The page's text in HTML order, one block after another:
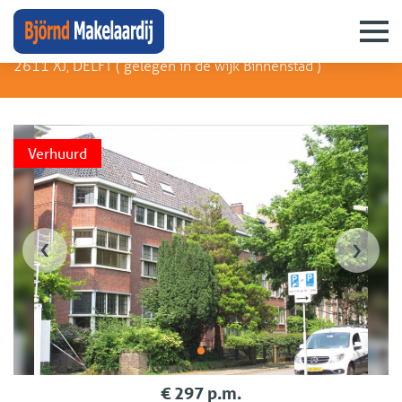
Nieuwe Plantage 28 3E 18M2
2611 XJ, DELFT (gelegen in de wijk Binnenstad)
Verhuurd
‹ ›
€ 297 p.m.